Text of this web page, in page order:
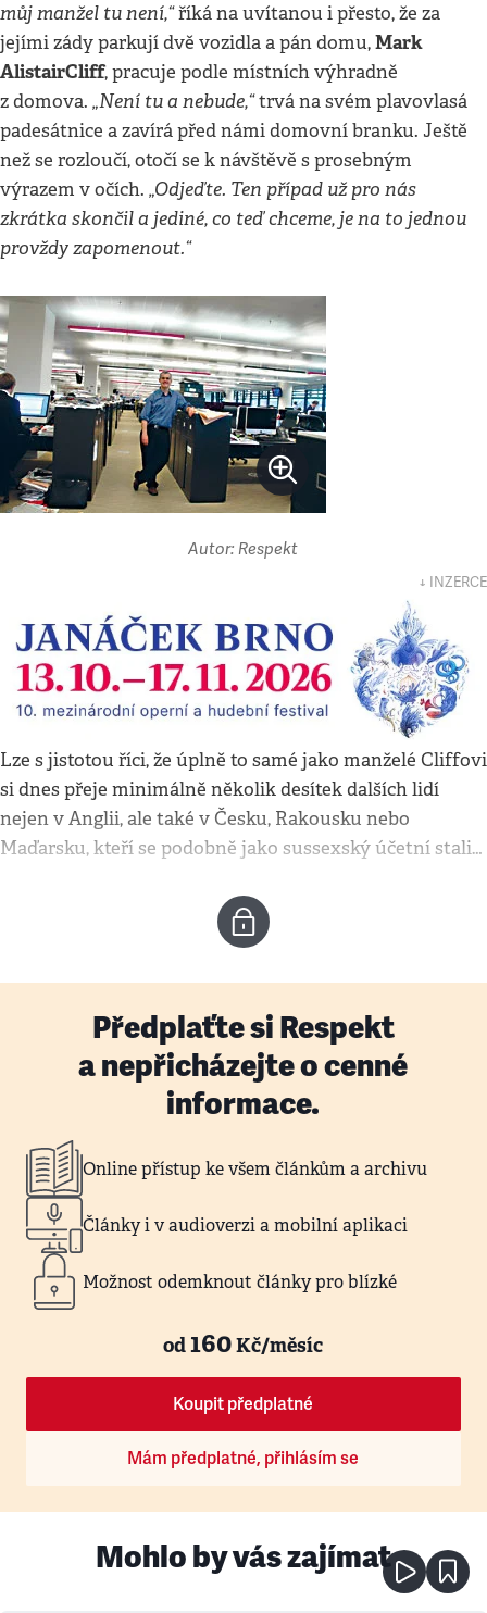
můj manžel tu není,“říká na uvítanou i přesto, že za
jejími zády parkují dvě vozidla a pán domu,Mark
AlistairCliff, pracuje podle místních výhradně
z domova. „Není tu a nebude,“trvá na svém plavovlasá
padesátnice a zavírá před námi domovní branku. Ještě
než se rozloučí, otočí se k návštěvě s prosebným
výrazem v očích. „Odjeďte. Ten případ už pro nás
zkrátka skončil a jediné, co teď chceme, je na to jednou
provždy zapomenout.“
Autor: Respekt
↓ INZERCE
Lze s jistotou říci, že úplně to samé jako manželé Cliffovi
si dnes přeje minimálně několik desítek dalších lidí
nejen v Anglii, ale také v Česku, Rakousku nebo
Maďarsku, kteří se podobně jako sussexský účetní stali…
Předplaťte si Respekt
a nepřicházejte o cenné
informace.
Online přístup ke všem článkům a archivu
Články i v audioverzi a mobilní aplikaci
Možnost odemknout články pro blízké
od160Kč/měsíc
Koupit předplatné
Mám předplatné, přihlásím se
Mohlo by vás zajímat